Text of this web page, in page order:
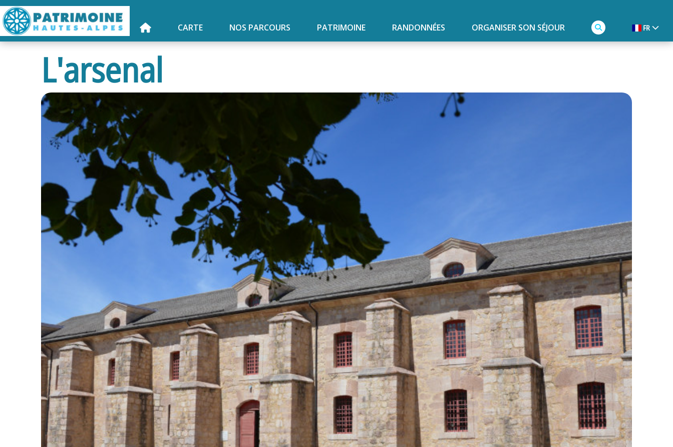
CARTE NOS PARCOURS PATRIMOINE RANDONNÉES ORGANISER SON SÉJOUR FR
L'arsenal